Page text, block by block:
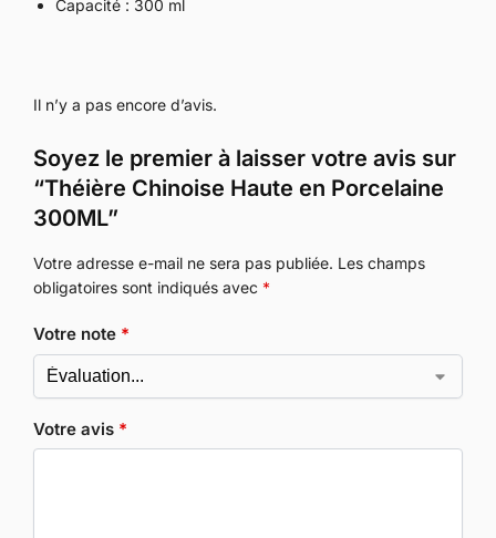
Capacité : 300 ml
Il n’y a pas encore d’avis.
Soyez le premier à laisser votre avis sur
“Théière Chinoise Haute en Porcelaine
300ML”
Votre adresse e-mail ne sera pas publiée. Les champs
obligatoires sont indiqués avec *
Votre note *
Votre avis *